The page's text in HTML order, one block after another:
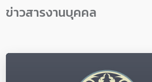
ข่าวสารงานบุคคล